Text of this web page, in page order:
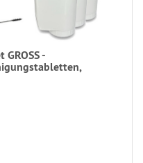
GROSS -